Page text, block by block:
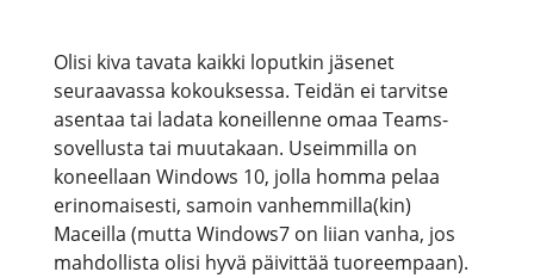
Olisi kiva tavata kaikki loputkin jäsenet
seuraavassa kokouksessa. Teidän ei tarvitse
asentaa tai ladata koneillenne omaa Teams-
sovellusta tai muutakaan. Useimmilla on
koneellaan Windows 10, jolla homma pelaa
erinomaisesti, samoin vanhemmilla(kin)
Maceilla (mutta Windows7 on liian vanha, jos
mahdollista olisi hyvä päivittää tuoreempaan).